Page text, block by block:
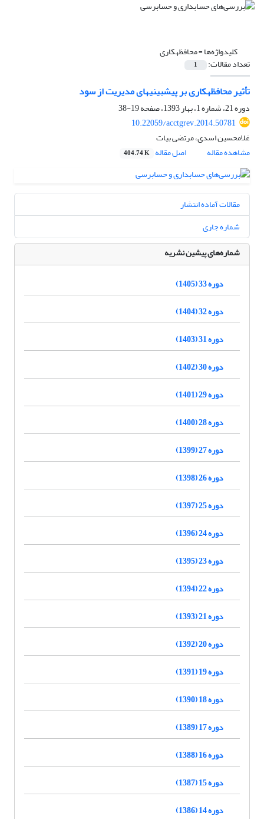
کلیدواژه‌ها =محافظه‎کاری
تعداد مقالات: 1
تأثیر محافظه‎کاری بر پیش‎بینی‎های مدیریت از سود
دوره 21، شماره 1، بهار 1393، صفحه
19-38
10.22059/acctgrev.2014.50781
غلامحسین اسدی، مرتضی بیات
مشاهده مقاله
اصل مقاله 404.74 K
مقالات آماده انتشار
شماره جاری
شماره‌های پیشین نشریه
دوره 33 (1405)
دوره 32 (1404)
دوره 31 (1403)
دوره 30 (1402)
دوره 29 (1401)
دوره 28 (1400)
دوره 27 (1399)
دوره 26 (1398)
دوره 25 (1397)
دوره 24 (1396)
دوره 23 (1395)
دوره 22 (1394)
دوره 21 (1393)
دوره 20 (1392)
دوره 19 (1391)
دوره 18 (1390)
دوره 17 (1389)
دوره 16 (1388)
دوره 15 (1387)
دوره 14 (1386)